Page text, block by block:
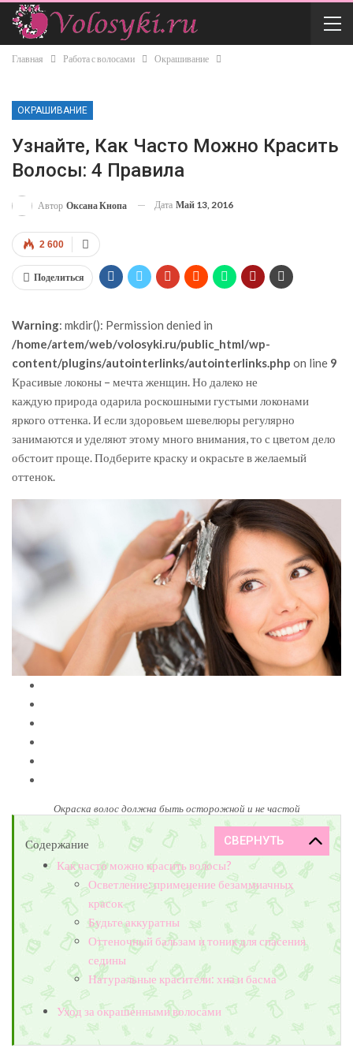
Главная Работа с волосами Окрашивание
ОКРАШИВАНИЕ
Узнайте, Как Часто Можно Красить
Волосы: 4 Правила
Автор Оксана Кнопа Дата Май 13, 2016
2 600
Поделиться
Warning: mkdir(): Permission denied in
/home/artem/web/volosyki.ru/public_html/wp-
content/plugins/autointerlinks/autointerlinks.php on line 9
Красивые локоны – мечта женщин. Но далеко не
каждую природа одарила роскошными густыми локонами
яркого оттенка. И если здоровьем шевелюры регулярно
занимаются и уделяют этому много внимания, то с цветом дело
обстоит проще. Подберите краску и окрасьте в желаемый
оттенок.
Окраска волос должна быть осторожной и не частой
Содержание
Как часто можно красить волосы?
Осветление: применение безаммиачных
красок
Будьте аккуратны
Оттеночный бальзам и тоник для спасения
седины
Натуральные красители: хна и басма
Уход за окрашенными волосами